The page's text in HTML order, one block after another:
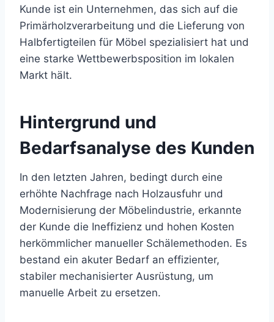
Kunde ist ein Unternehmen, das sich auf die
Primärholzverarbeitung und die Lieferung von
Halbfertigteilen für Möbel spezialisiert hat und
eine starke Wettbewerbsposition im lokalen
Markt hält.
Hintergrund und
Bedarfsanalyse des Kunden
In den letzten Jahren, bedingt durch eine
erhöhte Nachfrage nach Holzausfuhr und
Modernisierung der Möbelindustrie, erkannte
der Kunde die Ineffizienz und hohen Kosten
herkömmlicher manueller Schälemethoden. Es
bestand ein akuter Bedarf an effizienter,
stabiler mechanisierter Ausrüstung, um
manuelle Arbeit zu ersetzen.